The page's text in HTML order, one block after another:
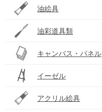
油絵具
油彩道具類
キャンバス・パネル
イーゼル
アクリル絵具